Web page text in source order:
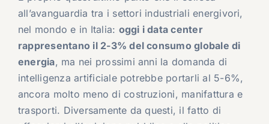
all’avanguardia tra i settori industriali energivori,
nel mondo e in Italia: oggi i data center
rappresentano il 2-3% del consumo globale di
energia, ma nei prossimi anni la domanda di
intelligenza artificiale potrebbe portarli al 5-6%,
ancora molto meno di costruzioni, manifattura e
trasporti. Diversamente da questi, il fatto di